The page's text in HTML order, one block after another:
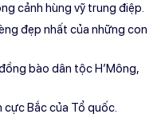
cảnh hùng vỹ trung điệp.
đẹp nhất của những con
bào dân tộc H’Mông,
Bắc của Tổ quốc.